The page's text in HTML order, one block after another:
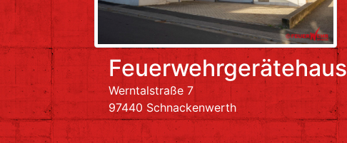
Feuerwehrgerätehaus
Werntalstraße 7
97440 Schnackenwerth